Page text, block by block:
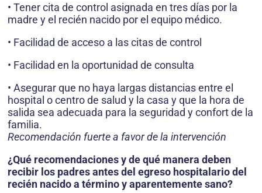
• Tener cita de control asignada en tres días por la
madre y el recién nacido por el equipo médico.
• Facilidad de acceso a las citas de control
• Facilidad en la oportunidad de consulta
• Asegurar que no haya largas distancias entre el
hospital o centro de salud y la casa y que la hora de
salida sea adecuada para la seguridad y confort de la
familia.
Recomendación fuerte a favor de la intervención
¿Qué recomendaciones y de qué manera deben
recibir los padres antes del egreso hospitalario del
recién nacido a término y aparentemente sano?